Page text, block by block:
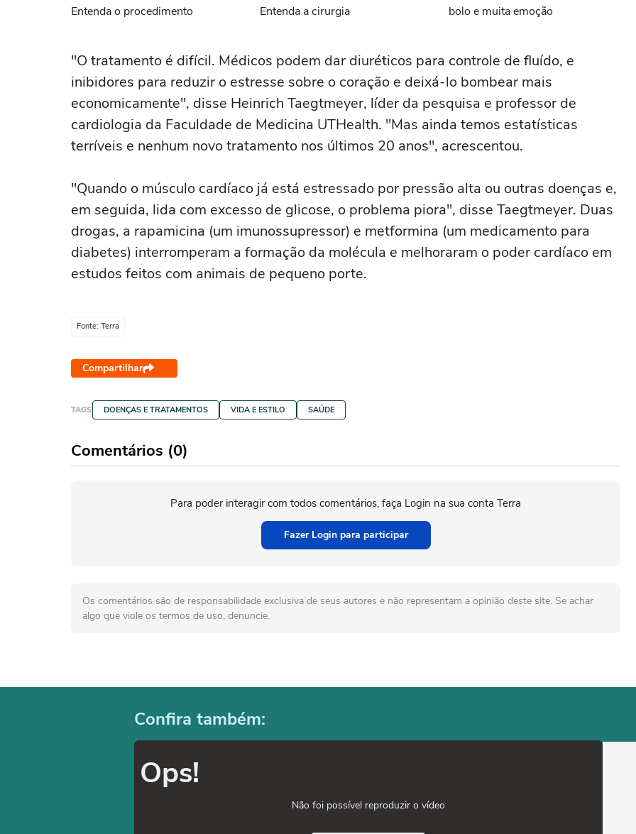
Entenda o procedimento
Entenda a cirurgia
bolo e muita emoção
"O tratamento é difícil. Médicos podem dar diuréticos para controle de fluído, e
inibidores para reduzir o estresse sobre o coração e deixá-lo bombear mais
economicamente", disse Heinrich Taegtmeyer, líder da pesquisa e professor de
cardiologia da Faculdade de Medicina UTHealth. "Mas ainda temos estatísticas
terríveis e nenhum novo tratamento nos últimos 20 anos", acrescentou.
"Quando o músculo cardíaco já está estressado por pressão alta ou outras doenças e,
em seguida, lida com excesso de glicose, o problema piora", disse Taegtmeyer. Duas
drogas, a rapamicina (um imunossupressor) e metformina (um medicamento para
diabetes) interromperam a formação da molécula e melhoraram o poder cardíaco em
estudos feitos com animais de pequeno porte.
Fonte: Terra
Compartilhar
TAGS DOENÇAS E TRATAMENTOS VIDA E ESTILO SAÚDE
Comentários (0)
Para poder interagir com todos comentários, faça Login na sua conta Terra
Fazer Login para participar
Os comentários são de responsabilidade exclusiva de seus autores e não representam a opinião deste site. Se achar
algo que viole os termos de uso, denuncie.
Confira também:
Ops!
Não foi possível reproduzir o vídeo